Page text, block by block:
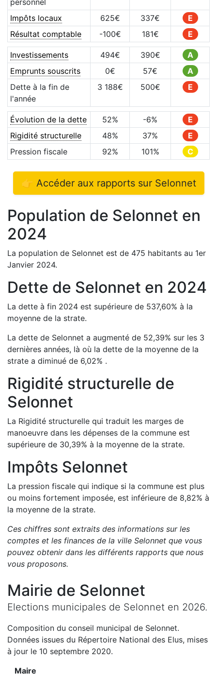
personnel
Impôts locaux 625€ 337€
E
Résultat comptable
-100€ 181€ E
Investissements 494€ 390€
A
Emprunts souscrits
0€ 57€
A
Dette à la fin de
l'année
3 188€ 500€ E
Évolution de la dette 52% -6%
E
Rigidité structurelle
48% 37%
E
Pression fiscale
92% 101% C
👉 Accéder aux rapports sur Selonnet
Population de Selonnet en
2024
La population de Selonnet est de 475 habitants au 1er
Janvier 2024.
Dette de Selonnet en 2024
La dette à fin 2024 est supérieure de 537,60% à la
moyenne de la strate.
La dette de Selonnet a augmenté de 52,39% sur les 3
dernières années, là où la dette de la moyenne de la
strate a diminué de 6,02% .
Rigidité structurelle de
Selonnet
La Rigidité structurelle qui traduit les marges de
manoeuvre dans les dépenses de la commune est
supérieure de 30,39% à la moyenne de la strate.
Impôts Selonnet
La pression fiscale qui indique si la commune est plus
ou moins fortement imposée, est inférieure de 8,82% à
la moyenne de la strate.
Ces chiffres sont extraits des informations sur les
comptes et les finances de la ville Selonnet que vous
pouvez obtenir dans les différents rapports que nous
vous proposons.
Mairie de Selonnet
Elections municipales de Selonnet en 2026.
Composition du conseil municipal de Selonnet.
Données issues du Répertoire National des Elus, mises
à jour le 10 septembre 2020.
Maire